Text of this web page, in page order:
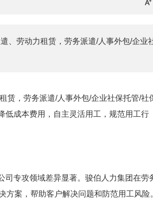
、劳动力租赁，劳务派遣/人事外包/企业
赁，劳务派遣/人事外包/企业社保托管/社
低成本费用，自主灵活用工，规范用工行
司专攻领域差异显著。骏伯人力集团在劳
案，帮助客户解决问题和防范用工风险